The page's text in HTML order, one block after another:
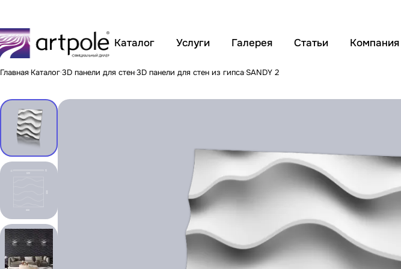
Каталог Услуги Галерея Статьи Компания
Главная Каталог3D панели для стен3D панели для стен из гипса SANDY 2